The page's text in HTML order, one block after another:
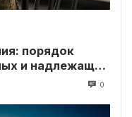
порядок
и надлежащие
0